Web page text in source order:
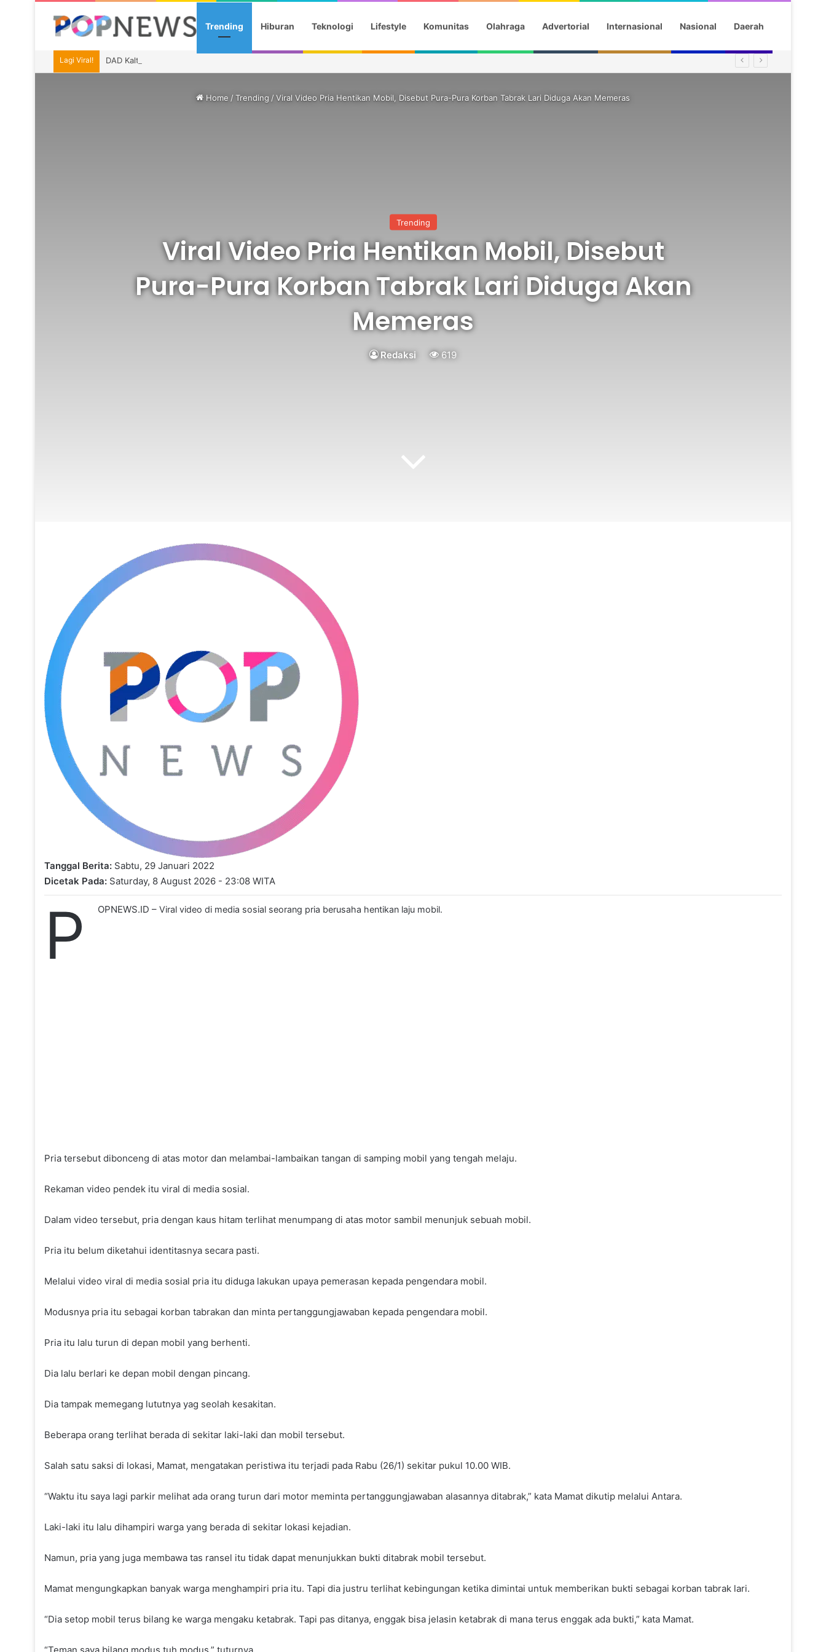
Trending Hiburan Teknologi Lifestyle Komunitas Olahraga Advertorial Internasional Nasional Daerah
Lagi Viral! DAD Kaltim Bawa Budaya Dayak ke Indonesia Festival Kanada, Andi Harun Dukung Promosi Daerah
Home /Trending /Viral Video Pria Hentikan Mobil, Disebut Pura-Pura Korban Tabrak Lari Diduga Akan Memeras
Trending
Viral Video Pria Hentikan Mobil, Disebut
Pura-Pura Korban Tabrak Lari Diduga Akan
Memeras
Redaksi 619
Tanggal Berita: Sabtu, 29 Januari 2022
Dicetak Pada: Saturday, 8 August 2026 - 23:08 WITA
P OPNEWS.ID – Viral video di media sosial seorang pria berusaha hentikan laju mobil.
Pria tersebut dibonceng di atas motor dan melambai-lambaikan tangan di samping mobil yang tengah melaju.
Rekaman video pendek itu viral di media sosial.
Dalam video tersebut, pria dengan kaus hitam terlihat menumpang di atas motor sambil menunjuk sebuah mobil.
Pria itu belum diketahui identitasnya secara pasti.
Melalui video viral di media sosial pria itu diduga lakukan upaya pemerasan kepada pengendara mobil.
Modusnya pria itu sebagai korban tabrakan dan minta pertanggungjawaban kepada pengendara mobil.
Pria itu lalu turun di depan mobil yang berhenti.
Dia lalu berlari ke depan mobil dengan pincang.
Dia tampak memegang lututnya yag seolah kesakitan.
Beberapa orang terlihat berada di sekitar laki-laki dan mobil tersebut.
Salah satu saksi di lokasi, Mamat, mengatakan peristiwa itu terjadi pada Rabu (26/1) sekitar pukul 10.00 WIB.
“Waktu itu saya lagi parkir melihat ada orang turun dari motor meminta pertanggungjawaban alasannya ditabrak,” kata Mamat dikutip melalui Antara.
Laki-laki itu lalu dihampiri warga yang berada di sekitar lokasi kejadian.
Namun, pria yang juga membawa tas ransel itu tidak dapat menunjukkan bukti ditabrak mobil tersebut.
Mamat mengungkapkan banyak warga menghampiri pria itu. Tapi dia justru terlihat kebingungan ketika dimintai untuk memberikan bukti sebagai korban tabrak lari.
“Dia setop mobil terus bilang ke warga mengaku ketabrak. Tapi pas ditanya, enggak bisa jelasin ketabrak di mana terus enggak ada bukti,” kata Mamat.